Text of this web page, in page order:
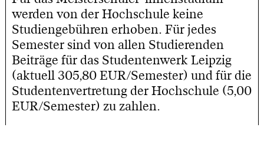
werden von der Hochschule keine
Studiengebühren erhoben. Für jedes
Semester sind von allen Studierenden
Beiträge für das Studentenwerk Leipzig
(aktuell 305,80 EUR/Semester) und für die
Studentenvertretung der Hochschule (5,00
EUR/Semester) zu zahlen.